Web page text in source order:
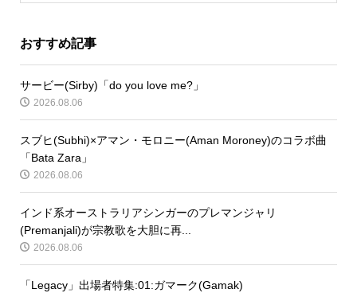
おすすめ記事
サービー(Sirby)「do you love me?」
2026.08.06
スブヒ(Subhi)×アマン・モロニー(Aman Moroney)のコラボ曲
「Bata Zara」
2026.08.06
インド系オーストラリアシンガーのプレマンジャリ
(Premanjali)が宗教歌を大胆に再...
2026.08.06
「Legacy」出場者特集:01:ガマーク(Gamak)